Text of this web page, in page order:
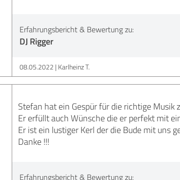
Erfahrungsbericht & Bewertung zu:
DJ Rigger
08.05.2022 Karlheinz T.
Stefan hat ein Gespür für die richtige Musik
Er erfüllt auch Wünsche die er perfekt mit
Er ist ein lustiger Kerl der die Bude mit uns
Danke !!!
Erfahrungsbericht & Bewertung zu: